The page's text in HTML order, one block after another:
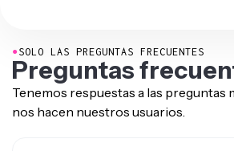
●SOLO LAS PREGUNTAS FRECUENTES
Preguntas
Tenemos respuestas a las preguntas
nos hacen nuestros usuarios.